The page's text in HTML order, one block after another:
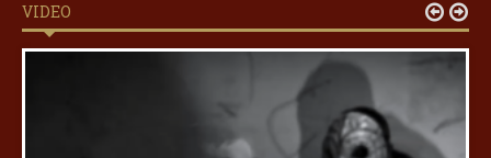
VIDEO  